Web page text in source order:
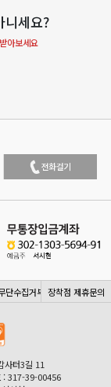
세요?
아보세요
단수집거부 장착점 제휴문의
사터3길 11
: 317-39-00456